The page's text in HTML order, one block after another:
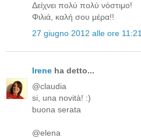
Δείχνει πολύ πολύ νόστιμο!
Φιλιά, καλή σου μέρα!!
27 giugno 2012 alle ore 11:21
Irene ha detto...
@claudia
si, una novità! :)
buona serata
@elena